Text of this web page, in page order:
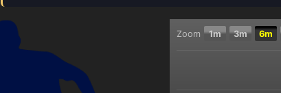
Chart
Zoom 1m 3m 6m